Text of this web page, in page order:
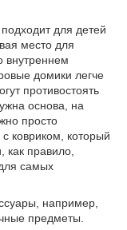
для детей
место для
внутреннем
домики легче
противостоять
основа, на
просто
ковриком, который
как правило,
самых
например,
предметы.